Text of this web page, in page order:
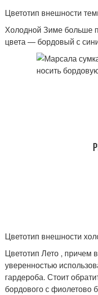
Цветотип внешности
Холодной Зиме больше
цвета — бордовый с
Цветотип внешности
Цветотип Лето , причем
уверенностью
гардероба. Стоит
бордового с фиолетово